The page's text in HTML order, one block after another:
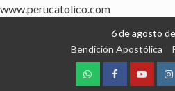
www.perucatolico.com
6 de agosto
Bendición Apostólica
WhatsAppFacebook